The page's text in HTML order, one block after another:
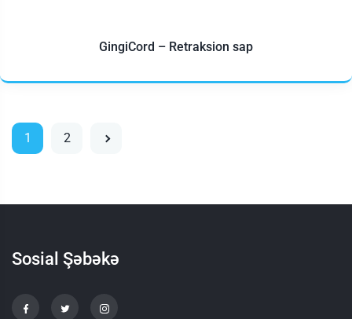
GingiCord – Retraksion sap
1 2
Sosial Şəbəkə